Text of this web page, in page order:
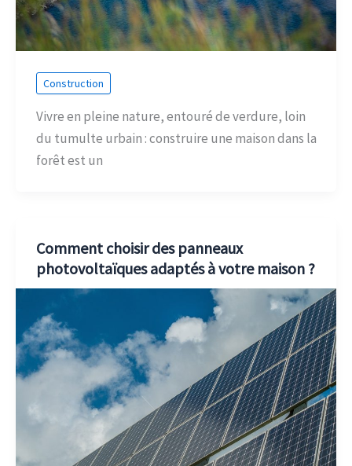
Construction
Vivre en pleine nature, entouré de verdure, loin
du tumulte urbain : construire une maison dans la
forêt est un
Comment choisir des panneaux
photovoltaïques adaptés à votre maison ?